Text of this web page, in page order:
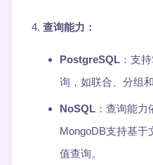
查询能力 ：
PostgreSQL ：支
询，如联合、分组和
NoSQL ：查询能
MongoDB支持基于
值查询。